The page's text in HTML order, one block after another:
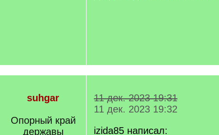
suhgar
Опорный край
державы
11 дек. 2023 19:31
11 дек. 2023 19:32
izida85 написал: